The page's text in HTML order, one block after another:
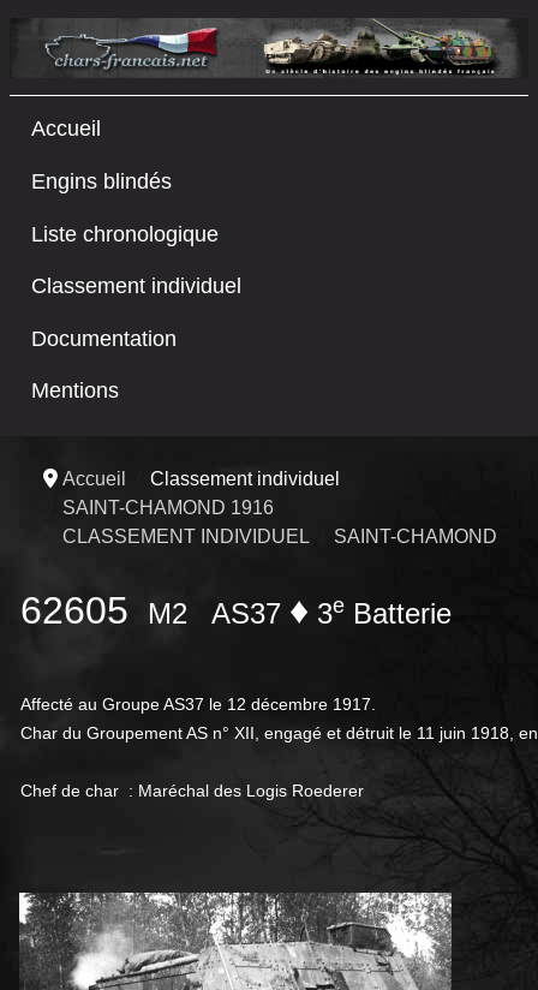
Accueil
Engins blindés
Liste chronologique
Classement individuel
Documentation
Mentions
Accueil
Classement individuel
SAINT-CHAMOND 1916
CLASSEMENT INDIVIDUEL
SAINT-CHAMOND
62605 M2 AS37 ♦ 3e Batterie
Affecté au Groupe AS37 le 12 décembre 1917.
Char du Groupement AS n° XII, engagé et détruit le 11 juin 1918,
Chef de char : Maréchal des Logis Roederer